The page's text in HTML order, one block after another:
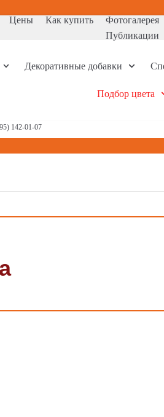
Цены Как купить
Фотогалерея
Публикации
Декоративные добавки
Подбор цвета
142-01-07